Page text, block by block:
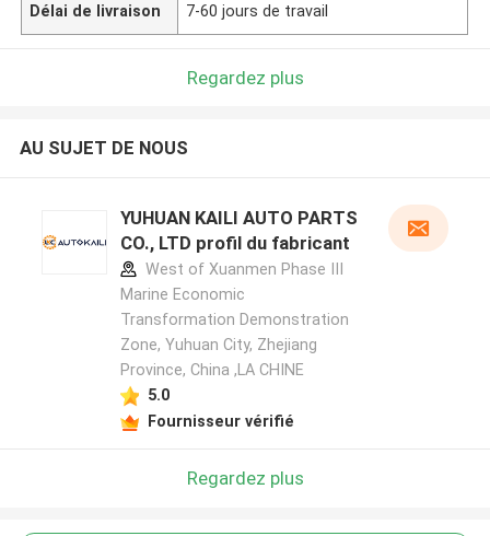
Délai de livraison 7-60 jours de travail
Regardez plus
AU SUJET DE NOUS
YUHUAN KAILI AUTO PARTS
CO., LTD profil du fabricant
West of Xuanmen Phase III
Marine Economic
Transformation Demonstration
Zone, Yuhuan City, Zhejiang
Province, China ,LA CHINE
5.0
Fournisseur vérifié
Regardez plus